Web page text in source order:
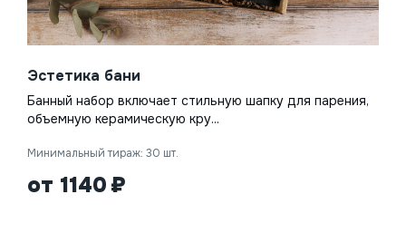
Эстетика бани
Банный набор включает стильную шапку для парения,
объемную керамическую кру...
Минимальный тираж: 30 шт.
от 1140